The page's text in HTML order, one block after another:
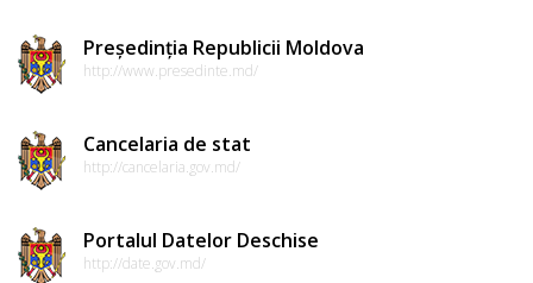
Președinția Republicii Moldova
http://www.presedinte.md/
Cancelaria de stat
http://cancelaria.gov.md/
Portalul Datelor Deschise
http://date.gov.md/